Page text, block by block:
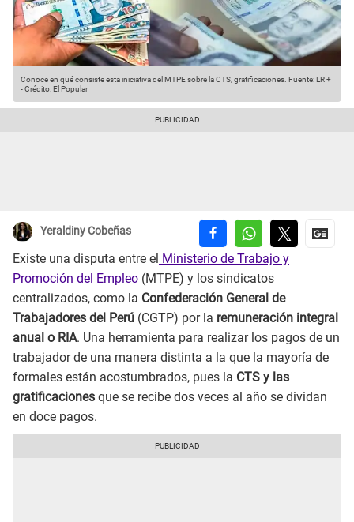
Conoce en qué consiste esta iniciativa del MTPE sobre la CTS, gratificaciones. Fuente: LR +
-Crédito: El Popular
Yeraldiny Cobeñas
Existe una disputa entre el Ministerio de Trabajo y
Promoción del Empleo (MTPE) y los sindicatos
centralizados, como la Confederación General de
Trabajadores del Perú (CGTP) por la remuneración integral
anual o RIA. Una herramienta para realizar los pagos de un
trabajador de una manera distinta a la que la mayoría de
formales están acostumbrados, pues la CTS y las
gratificaciones que se recibe dos veces al año se dividan
en doce pagos.